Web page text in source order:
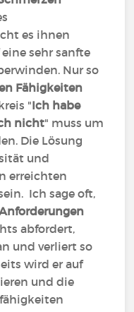
es ihnen
sehr sanfte
Nur so
Fähigkeiten
"Ich habe
nicht" muss um
Die Lösung
und
erreichten
Ich sage oft,
abfordert,
und verliert so
wird er auf
und die